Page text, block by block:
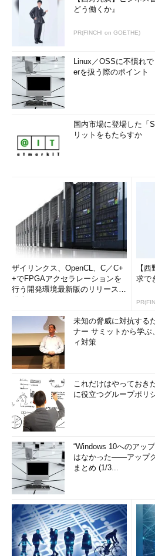
どう働くか』
PR(FINCHI on GOETHE)
Linux／OSSに不慣れ
erを扱う際のポイント
国内市場に登場した「
リットをもたらすか
ザイリンクス、OpenCL、C／C+
+でFPGAアクセラレーションを
行う開発環境最新版のリリースを
【
求で
未知の脅威に対抗す
ナー サミットから学ぶ
ィ対策
これだけはやっておき
に役立つグループポリ
“Windows 10へのアッ
はなかった――アップ
まとめ (1/3...